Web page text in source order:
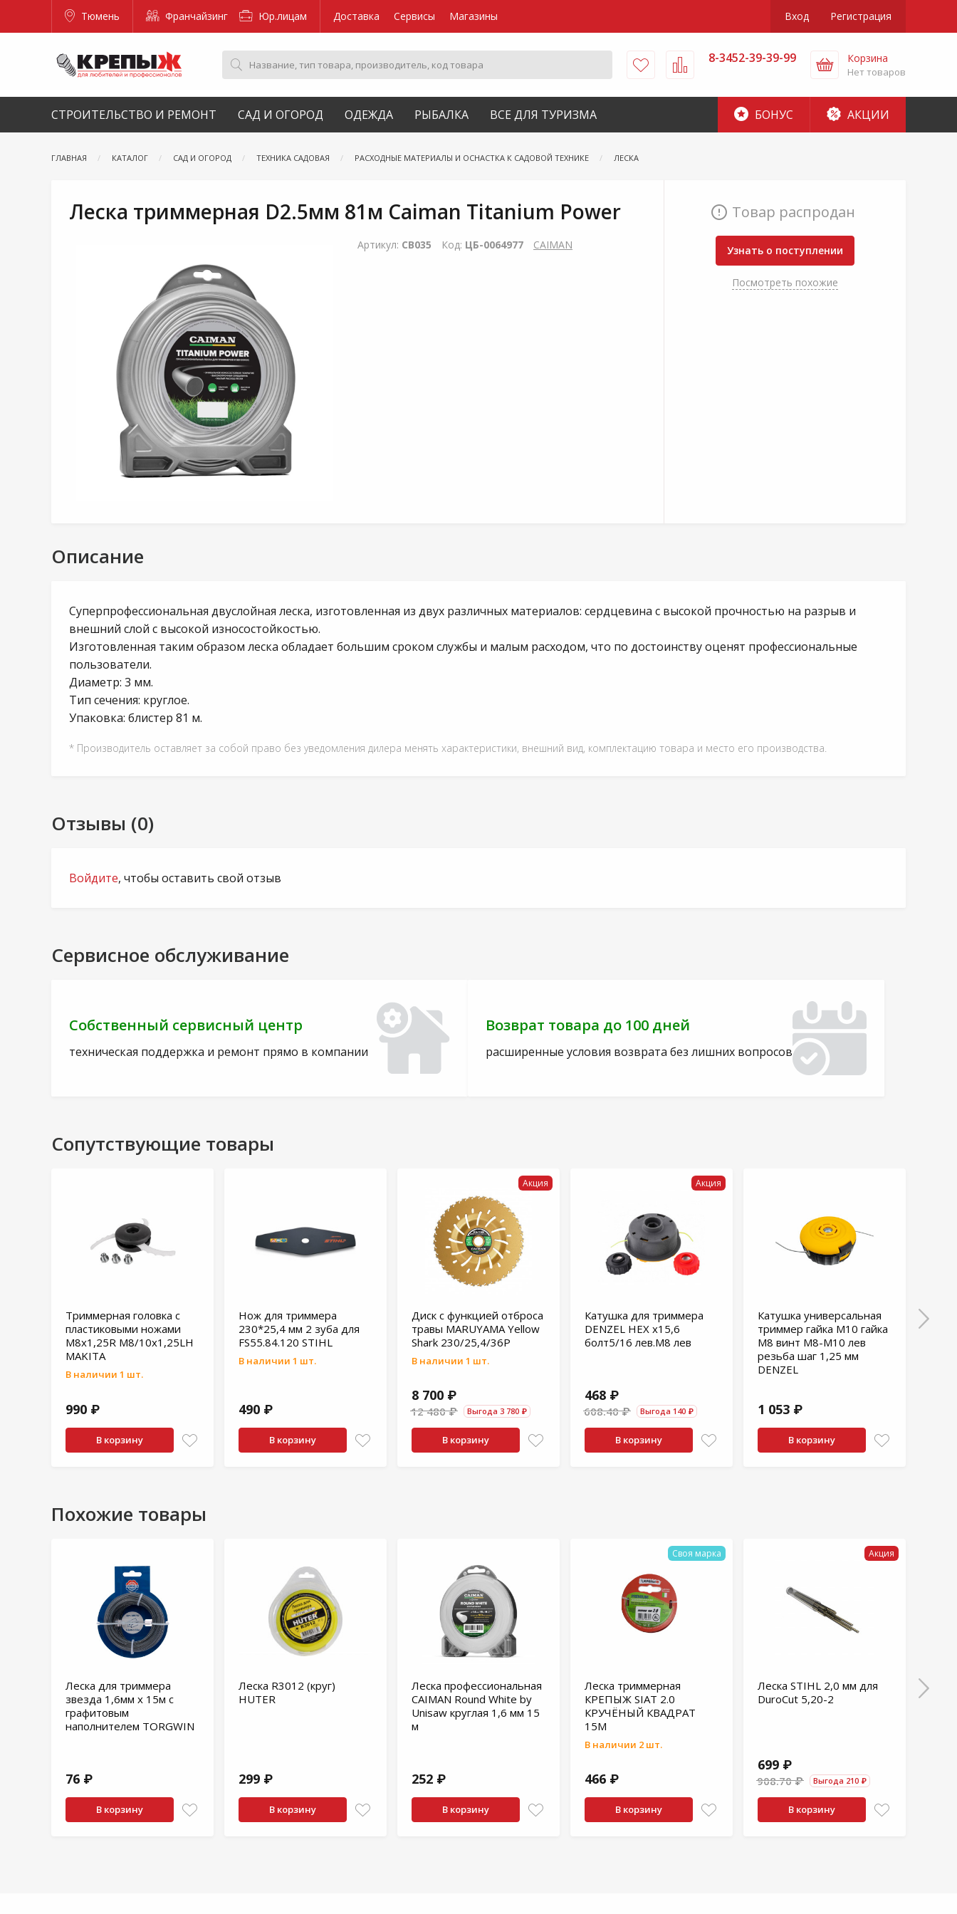
Тюмень Франчайзинг Юр.лицам Доставка Сервисы Магазины Вход Регистрация
8-3452-39-39-99 Корзина
Нет товаров
СТРОИТЕЛЬСТВО И РЕМОНТ САД И ОГОРОД ОДЕЖДА РЫБАЛКА ВСЕ ДЛЯ ТУРИЗМА БОНУС АКЦИИ
ГЛАВНАЯ КАТАЛОГ САД И ОГОРОД ТЕХНИКА САДОВАЯ РАСХОДНЫЕ МАТЕРИАЛЫ И ОСНАСТКА К САДОВОЙ ТЕХНИКЕ ЛЕСКА
Леска триммерная D2.5мм 81м Сaiman Titanium Power
Артикул: CB035 Код: ЦБ-0064977 CAIMAN
Товар распродан
Узнать о поступлении
Посмотреть похожие
Описание
Суперпрофессиональная двуслойная леска, изготовленная из двух различных материалов: сердцевина с высокой прочностью на разрыв и
внешний слой с высокой износостойкостью.
Изготовленная таким образом леска обладает большим сроком службы и малым расходом, что по достоинству оценят профессиональные
пользователи.
Диаметр: 3 мм.
Тип сечения: круглое.
Упаковка: блистер 81 м.
* Производитель оставляет за собой право без уведомления дилера менять характеристики, внешний вид, комплектацию товара и место его производства.
Отзывы (0)
Войдите, чтобы оставить свой отзыв
Сервисное обслуживание
Собственный сервисный центр
техническая поддержка и ремонт прямо в компании
Возврат товара до 100 дней
расширенные условия возврата без лишних вопросов
Сопутствующие товары
Триммерная головка с
пластиковыми ножами
М8х1,25R М8/10х1,25LH
MAKITA
В наличии 1 шт.
990 ₽
В корзину
Нож для триммера
230*25,4 мм 2 зуба для
FS55.84.120 STIHL
В наличии 1 шт.
490 ₽
В корзину
Акция
Диск с функцией отброса
травы MARUYAMA Yellow
Shark 230/25,4/36Р
В наличии 1 шт.
8 700 ₽
12 480 ₽ Выгода 3 780 ₽
В корзину
Акция
Катушка для триммера
DENZEL HEX х15,6
болт5/16 лев.М8 лев
468 ₽
608.40 ₽ Выгода 140 ₽
В корзину
Катушка универсальная
триммер гайка М10 гайка
М8 винт М8-М10 лев
резьба шаг 1,25 мм
DENZEL
1 053 ₽
В корзину
Похожие товары
Леска для триммера
звезда 1,6мм х 15м с
графитовым
наполнителем TORGWIN
76 ₽
В корзину
Леска R3012 (круг)
HUTER
299 ₽
В корзину
Леска профессиональная
CAIMAN Round White by
Unisaw круглая 1,6 мм 15
м
252 ₽
В корзину
Своя марка
Леска триммерная
КРЕПЫЖ SIAT 2.0
КРУЧЁНЫЙ КВАДРАТ
15М
В наличии 2 шт.
466 ₽
В корзину
Акция
Леска STIHL 2,0 мм для
DuroCut 5,20-2
699 ₽
908.70 ₽ Выгода 210 ₽
В корзину